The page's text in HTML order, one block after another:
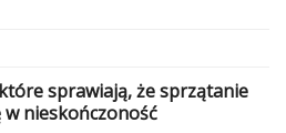
sprawiają, że sprzątanie
w nieskończoność